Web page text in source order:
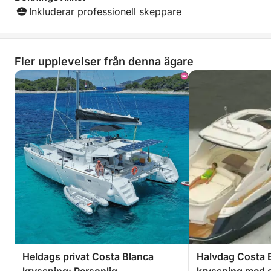
Inkluderar professionell skeppare
Fler upplevelser från denna ägare
Heldags privat Costa Blanca
Halvdag Costa